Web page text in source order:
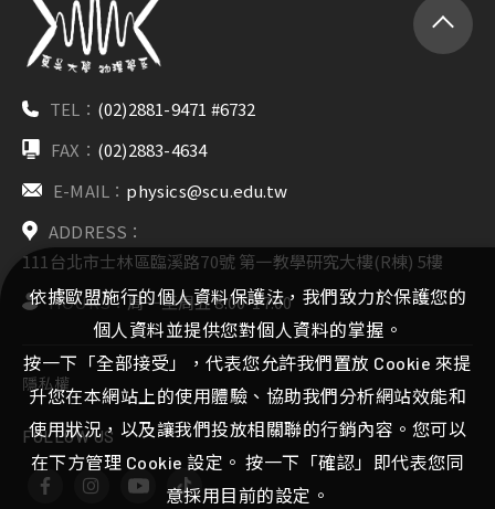
TEL： (02)2881-9471 #6732
FAX： (02)2883-4634
E-MAIL： physics@scu.edu.tw
ADDRESS：
111台北市士林區臨溪路70號 第一教學研究大樓(R棟) 5樓
HOURS：周一至周五 8:00-17:00
隱私權
FOLLOW US
依據歐盟施行的個人資料保護法，我們致力於保護您的
個人資料並提供您對個人資料的掌握。
按一下「全部接受」，代表您允許我們置放 Cookie 來提
升您在本網站上的使用體驗、協助我們分析網站效能和
使用狀況，以及讓我們投放相關聯的行銷內容。您可以
在下方管理 Cookie 設定。 按一下「確認」即代表您同
意採用目前的設定。